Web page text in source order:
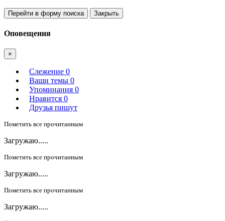
Перейти в форму поиска Закрыть
Оповещения
×
Слежение 0
Ваши темы 0
Упоминания 0
Нравится 0
Друзья пишут
Пометить все прочитанным
Загружаю.....
Пометить все прочитанным
Загружаю.....
Пометить все прочитанным
Загружаю.....